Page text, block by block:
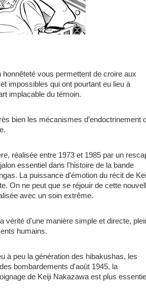
vous permettent de croire aux
impossibles qui ont pourtant eu lieu à
implacable du témoin.
bien les mécanismes d’endoctrinement
réalisée entre 1973 et 1985 par un
essentiel dans l'histoire de la bande
La puissance d'émotion du récit de
On ne peut que se réjouir de cette
avec un soin extrême.
vérité d'une manière simple et directe,
humains.
à peu la génération des hibakushas, les
bombardements d'août 1945, la
de Keiji Nakazawa est plus